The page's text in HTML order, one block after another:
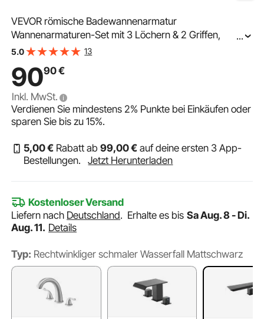
VEVOR römische Badewannenarmatur
Wannenarmaturen-Set mit 3 Löchern & 2 Griffen,
Badewannenhahn aus Edelstahl mit schmalem Auslauf
Haustieren Erwachsen
...
5.0 13
9090€
Inkl. MwSt.
Verdienen Sie mindestens2% Punkte bei Einkäufen oder
sparen Sie bis zu15%.
5,00€ Rabatt ab99,00€ auf deine ersten 3 App-
Bestellungen.
Jetzt Herunterladen
Kostenloser Versand
Liefern nach Deutschland. Erhalte es bis Sa Aug. 8 - Di.
Aug. 11. Details
Typ: Rechtwinkliger schmaler Wasserfall Mattschwarz